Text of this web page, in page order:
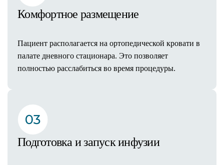
Нутрициолог
Акции
Цены
Результаты
Контакты
+7 (812) 209-0-209
Комфортное размещение
Пациент располагается на ортопедической кровати в
палате дневного стационара. Это позволяет
полностью расслабиться во время процедуры.
Подготовка и запуск инфузии